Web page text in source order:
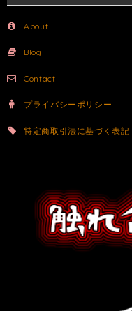
About
Blog
Contact
プライバシーポリシー
特定商取引法に基づく表記